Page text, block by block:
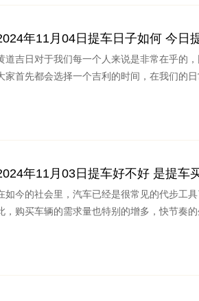
年11月04日提车日子如何 今日
道吉日对于我们每一个人来说是非常在乎的
家首先都会选择一个吉利的时间，在我们的日
年11月03日提车好不好 是提车
如今的社会里，汽车已经是很常见的代步工
，购买车辆的需求量也特别的增多，快节奏的